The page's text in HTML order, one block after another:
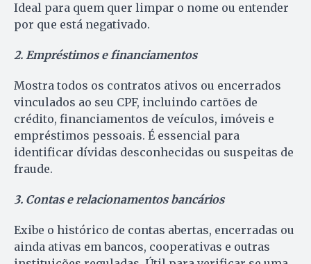
Ideal para quem quer limpar o nome ou entender
por que está negativado.
2. Empréstimos e financiamentos
Mostra todos os contratos ativos ou encerrados
vinculados ao seu CPF, incluindo cartões de
crédito, financiamentos de veículos, imóveis e
empréstimos pessoais. É essencial para
identificar dívidas desconhecidas ou suspeitas de
fraude.
3. Contas e relacionamentos bancários
Exibe o histórico de contas abertas, encerradas ou
ainda ativas em bancos, cooperativas e outras